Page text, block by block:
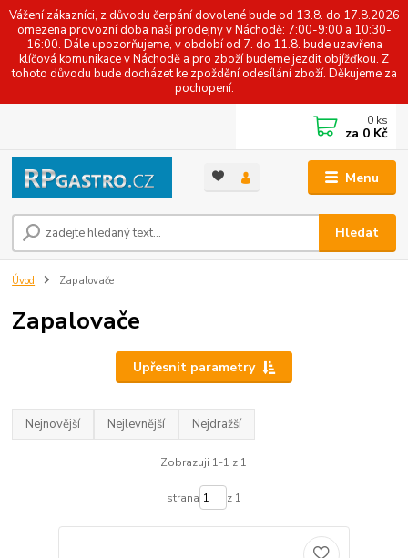
Vážení zákazníci, z důvodu čerpání dovolené bude od 13.8. do 17.8.2026
omezena provozní doba naší prodejny v Náchodě: 7:00-9:00 a 10:30-
16:00. Dále upozorňujeme, v období od 7. do 11.8. bude uzavřena
klíčová komunikace v Náchodě a pro zboží budeme jezdit objížďkou. Z
tohoto důvodu bude docházet ke zpoždění odesílání zboží. Děkujeme za
pochopení.
Menu
Hledat
0 ks
za 0 Kč
Úvod Zapalovače
Zapalovače
Upřesnit parametry
Nejnovější Nejlevnější Nejdražší
Zobrazuji 1-1 z 1
strana z 1